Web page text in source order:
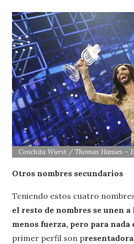
Conchita Wurst / Thomas Hanses –
Otros nombres secundarios
Teniendo estos cuatro
el resto de nombres se unen
menos fuerza, pero para nada
primer perfil son p